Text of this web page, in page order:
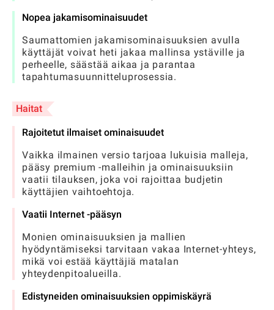
Nopea jakamisominaisuudet
Saumattomien jakamisominaisuuksien avulla
käyttäjät voivat heti jakaa mallinsa ystäville ja
perheelle, säästää aikaa ja parantaa
tapahtumasuunnitteluprosessia.
Haitat
Rajoitetut ilmaiset ominaisuudet
Vaikka ilmainen versio tarjoaa lukuisia malleja,
pääsy premium -malleihin ja ominaisuuksiin
vaatii tilauksen, joka voi rajoittaa budjetin
käyttäjien vaihtoehtoja.
Vaatii Internet -pääsyn
Monien ominaisuuksien ja mallien
hyödyntämiseksi tarvitaan vakaa Internet-yhteys,
mikä voi estää käyttäjiä matalan
yhteydenpitoalueilla.
Edistyneiden ominaisuuksien oppimiskäyrä